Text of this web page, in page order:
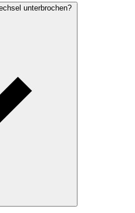
unterbrochen?